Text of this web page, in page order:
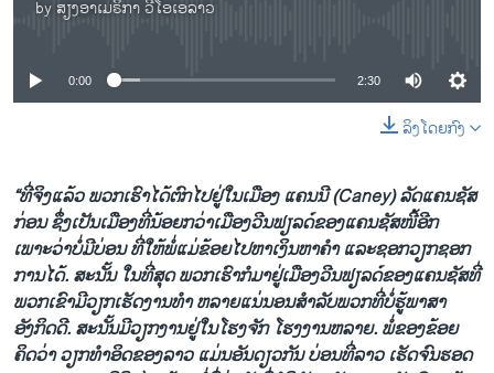
by ສຽງອາເມຣິກາ ວີໂອເອລາວ
No media source currently available
0:00 2:30
ລິງໂດຍກົງ
“ທີ່ຈິງແລ້ວ ພວກເຮົາໄດ້ຕົກໄປຢູ່ໃນເມືອງ ແຄນນີ (Caney) ລັດແຄນຊັສ
ກ່ອນ ຊຶ່ງເປັນເມືອງທີ່ນ້ອຍກວ່າເມືອງວີນຟຽລດ໌ຂອງແຄນຊັສໜີ້ອີກ
ເພາະວ່າບໍ່ມີບ່ອນ ທີ່ໃຫ້ພໍ່ແມ່ຂ້ອຍໄປຫາເງິນຫາຄໍາ ແລະຊອກວຽກຊອກ
ການໄດ້. ສະນັ້ນ ໃນທີ່ສຸດ ພວກເຮົາກໍມາຢູ່ເມືອງວີນຟຽລດ໌ຂອງແຄນຊັສທີ່
ພວກເຂົາມີວຽກເຮັດງານທໍາ ຫລາຍແນ່ນອນສໍາລັບພວກທີ່ບໍ່ຮູ້ພາສາ
ອັງກິດດີ. ສະນັ້ນມີວຽກງານຢູ່ໃນໂຮງຈັກ ໂຮງງານຫລາຍ. ພໍ່ຂອງຂ້ອຍ
ຄິດວ່າ ວຽກທໍາອິດຂອງລາວ ແມ່ນອັນດຽວກັນ ບ່ອນທີ່ລາວ ເຮັດຈົນຮອດ